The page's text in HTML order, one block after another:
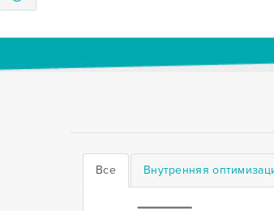
Все Внутренняя